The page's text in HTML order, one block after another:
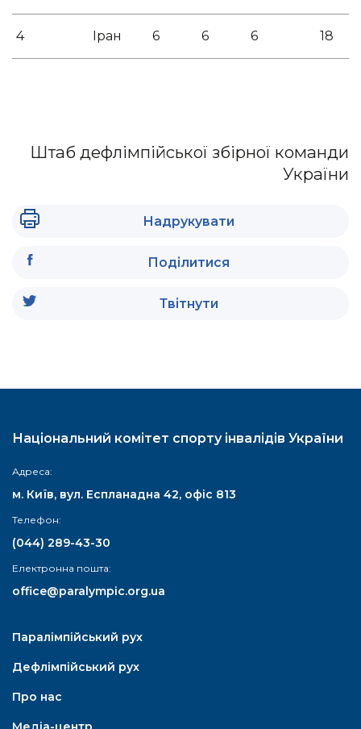
4 Іран 6 6 6 18
Штаб дефлімпійської збірної команди
України
Надрукувати
Поділитися
Твітнути
Національний комітет спорту інвалідів України
Адреса:
м. Київ, вул. Еспланадна 42, офіс 813
Телефон:
(044) 289-43-30
Електронна пошта:
office@paralympic.org.ua
Паралімпійський рух
Дефлімпійський рух
Про нас